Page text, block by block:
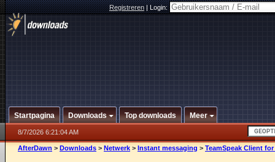
Registreren|Login:
Startpagina Downloads Top downloads Meer
8/7/2026 6:21:04 AM
AfterDawn > Downloads > Netwerk > Instant messaging > TeamSpeak Client for